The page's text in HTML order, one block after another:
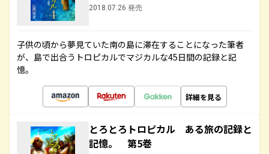
2018.07.26 発売
子供の頃から夢見ていた南の島に滞在することになった筆者
が、島で出合うトロピカルでマジカルな45日間の記録と記
憶。
詳細を見る
とろとろトロピカル ある旅の記録と
記憶。 第5巻